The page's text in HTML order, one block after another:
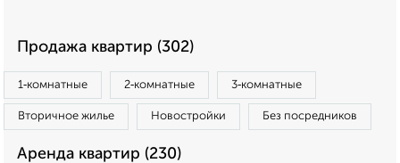
Продажа квартир (302)
1‑комнатные 2‑комнатные 3‑комнатные
Вторичное жилье Новостройки Без посредников
Аренда квартир (230)